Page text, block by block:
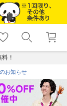
shopping_cart lock_outline
ログイン
！
お知らせ